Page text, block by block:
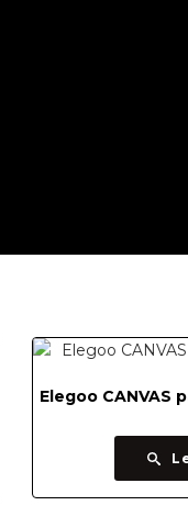
Elegoo CANVAS